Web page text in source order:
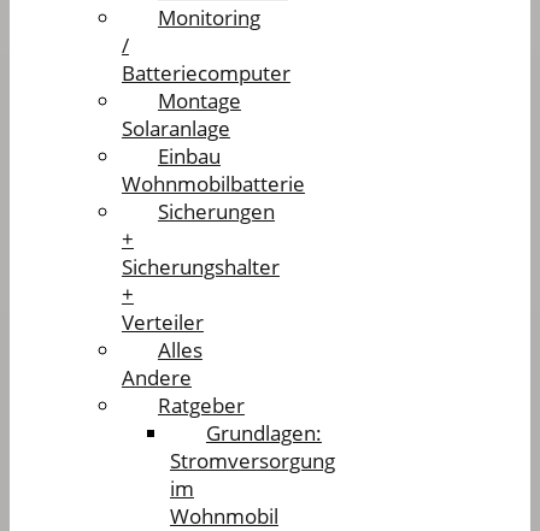
Monitoring
/
Batteriecomputer
Montage
Solaranlage
Einbau
Wohnmobilbatterie
Sicherungen
+
Sicherungshalter
+
Verteiler
Alles
Andere
Ratgeber
Grundlagen:
Stromversorgung
im
Wohnmobil